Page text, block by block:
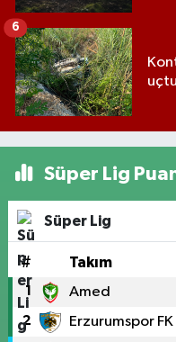
6
Süper Lig
Süper Lig
# Takım
1 Amed
2 Erzurumspor FK